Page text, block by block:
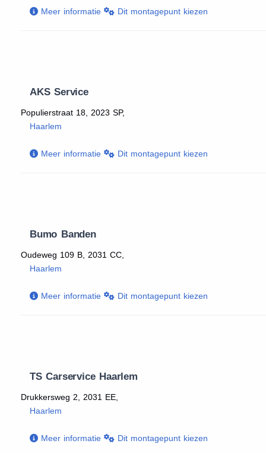
Meer informatie Dit montagepunt kiezen
AKS Service
Populierstraat 18, 2023 SP,
Haarlem
Meer informatie Dit montagepunt kiezen
Bumo Banden
Oudeweg 109 B, 2031 CC,
Haarlem
Meer informatie Dit montagepunt kiezen
TS Carservice Haarlem
Drukkersweg 2, 2031 EE,
Haarlem
Meer informatie Dit montagepunt kiezen